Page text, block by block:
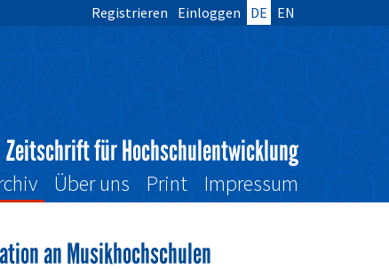
Registrieren Einloggen DE EN
Zeitschrift für Hochschulentwicklung
Über uns Print Impressum
an Musikhochschulen